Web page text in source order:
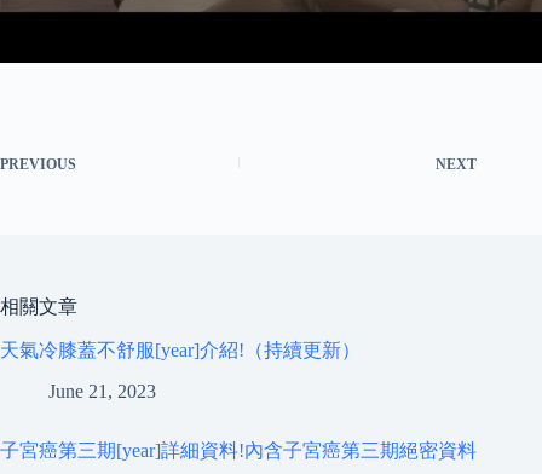
PREVIOUS NEXT
相關文章
天氣冷膝蓋不舒服[year]介紹!（持續更新）
June 21, 2023
子宮癌第三期[year]詳細資料!內含子宮癌第三期絕密資料